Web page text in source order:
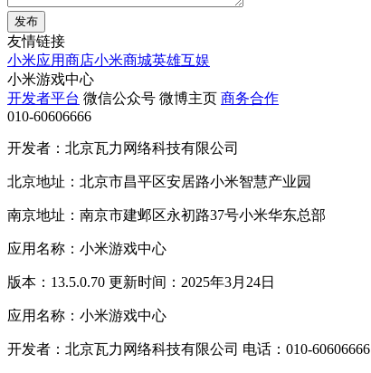
发布
友情链接
小米应用商店小米商城英雄互娱
小米游戏中心
开发者平台 微信公众号 微博主页 商务合作
010-60606666
开发者：北京瓦力网络科技有限公司
北京地址：北京市昌平区安居路小米智慧产业园
南京地址：南京市建邺区永初路37号小米华东总部
应用名称：小米游戏中心
版本：13.5.0.70 更新时间：2025年3月24日
应用名称：小米游戏中心
开发者：北京瓦力网络科技有限公司 电话：010-60606666